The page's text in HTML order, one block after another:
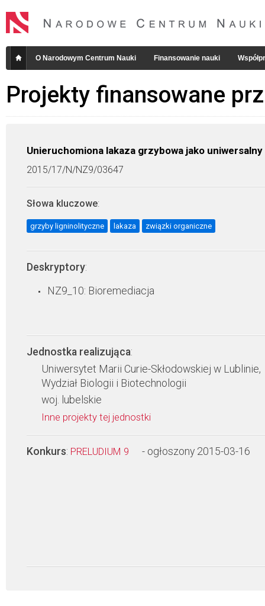
O Narodowym Centrum Nauki Finansowanie nauki
Projekty finansowane
Unieruchomiona lakaza grzybowa jako
2015/17/N/NZ9/03647
Słowa kluczowe:
grzyby ligninolityczne lakaza związki organiczne
Deskryptory:
NZ9_10: Bioremediacja
Jednostka realizująca:
Uniwersytet Marii Curie-Skłodowskiej w Lublinie,
Wydział Biologii i Biotechnologii
woj. lubelskie
Inne projekty tej jednostki
Konkurs: PRELUDIUM 9 - ogłoszony 2015-03-16